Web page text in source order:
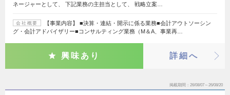
ネージャーとして、 下記業務の主担当として、 戦略立案…
会社概要
【事業内容】 ■決算・連結・開示に係る業務■会計アウトソーシン
グ・会計アドバイザリー■コンサルティング業務（M＆A、事業再…
興味あり 詳細へ
掲載期間 26/08/07～26/08/20